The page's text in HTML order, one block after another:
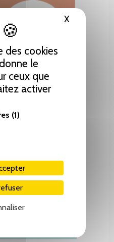
des cookies
le
ceux que
activer
(1)
XMasquer